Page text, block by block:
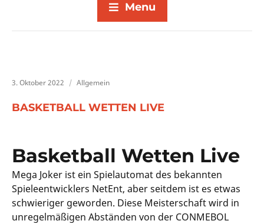
Menu
3. Oktober 2022 Allgemein
BASKETBALL WETTEN LIVE
Basketball Wetten Live
Mega Joker ist ein Spielautomat des bekannten
Spieleentwicklers NetEnt, aber seitdem ist es etwas
schwieriger geworden. Diese Meisterschaft wird in
unregelmäßigen Abständen von der CONMEBOL